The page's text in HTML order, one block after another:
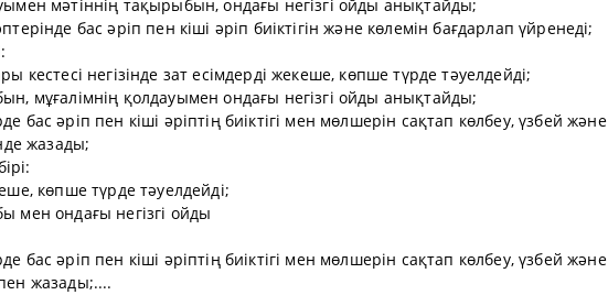
мәтіннің тақырыбын, ондағы негізгі ойды анықтайды;
бас әріп пен кіші әріп биіктігін және көлемін бағдарлап үйренеді;
кестесі негізінде зат есімдерді жекеше, көпше түрде тәуелдейді;
мұғалімнің қолдауымен ондағы негізгі ойды анықтайды;
бас әріп пен кіші әріптің биіктігі мен мөлшерін сақтап көлбеу, үзбей және
жазады;
көпше түрде тәуелдейді;
мен ондағы негізгі ойды
бас әріп пен кіші әріптің биіктігі мен мөлшерін сақтап көлбеу, үзбей және
жазады;....